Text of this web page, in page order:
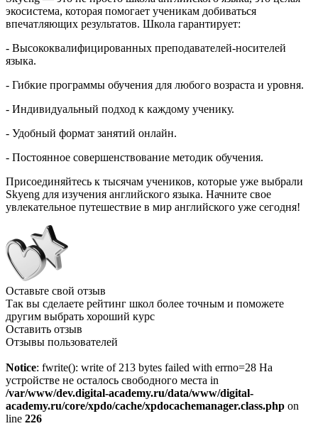
экосистема, которая помогает ученикам добиваться
впечатляющих результатов. Школа гарантирует:
- Высококвалифицированных преподавателей-носителей
языка.
- Гибкие программы обучения для любого возраста и уровня.
- Индивидуальный подход к каждому ученику.
- Удобный формат занятий онлайн.
- Постоянное совершенствование методик обучения.
Присоединяйтесь к тысячам учеников, которые уже выбрали
Skyeng для изучения английского языка. Начните свое
увлекательное путешествие в мир английского уже сегодня!
Оставьте свой отзыв
Так вы сделаете рейтинг школ более точным и поможете
другим выбрать хороший курс
Оставить отзыв
Отзывы пользователей
Notice: fwrite(): write of 213 bytes failed with errno=28 На
устройстве не осталось свободного места in
/var/www/dev.digital-academy.ru/data/www/digital-
academy.ru/core/xpdo/cache/xpdocachemanager.class.php on
line 226